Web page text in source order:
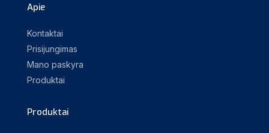
Apie
Kontaktai
Prisijungimas
Mano paskyra
Produktai
Produktai